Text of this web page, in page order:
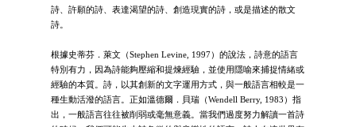
詩、許願的詩、表達渴望的詩、創造現實的詩，或是描述的散文
詩。
根據史蒂芬．萊文（Stephen Levine, 1997）的說法，詩意的語言
特別有力，因為詩能夠壓縮和提煉經驗，並使用隱喻來捕捉情緒或
經驗的本質。詩，以其創新的文字運用方式，與一般語言相較是一
種生動活潑的語言。正如溫德爾．貝瑞（Wendell Berry, 1983）指
出，一般語言往往被削弱或毫無意義。當我們過度努力解讀一首詩